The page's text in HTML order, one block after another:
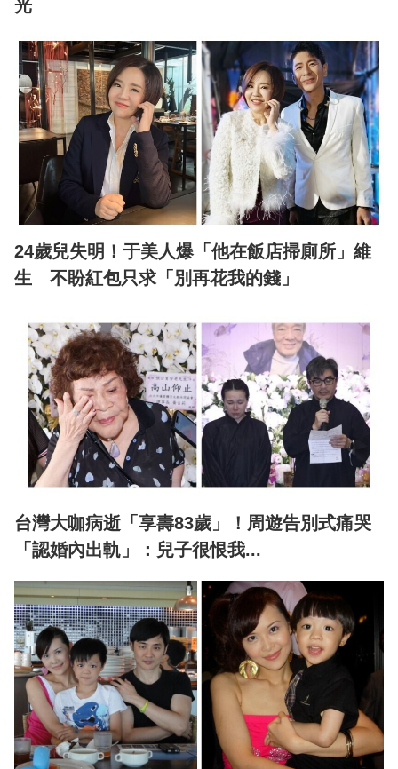
光
24歲兒失明！于美人爆「他在飯店掃廁所」維
生 不盼紅包只求「別再花我的錢」
台灣大咖病逝「享壽83歲」！周遊告別式痛哭
「認婚內出軌」：兒子很恨我...